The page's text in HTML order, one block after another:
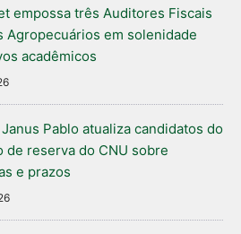
empossa três Auditores Fiscais
Agropecuários em solenidade
acadêmicos
Pablo atualiza candidatos do
de reserva do CNU sobre
e prazos